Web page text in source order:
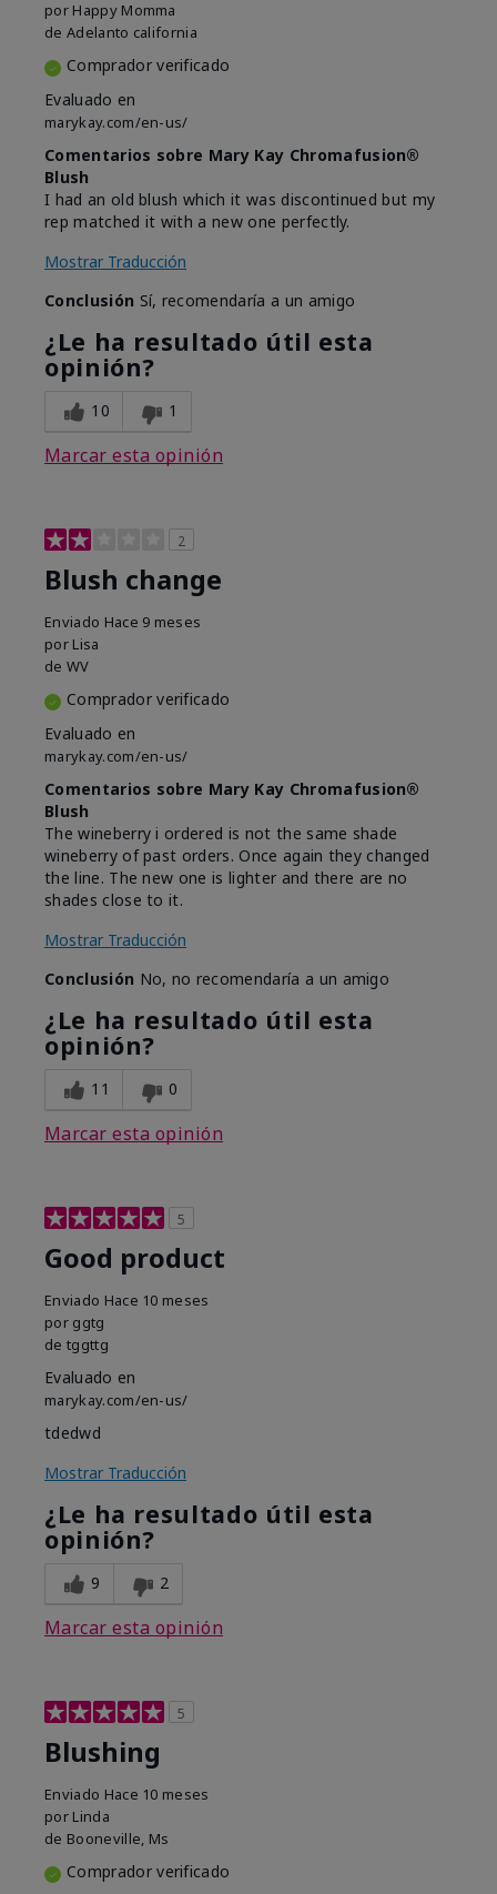
por Happy Momma
de Adelanto california
Comprador verificado
Evaluado en
marykay.com/en-us/
Comentarios sobre Mary Kay Chromafusion®
Blush
I had an old blush which it was discontinued but my
rep matched it with a new one perfectly.
Mostrar Traducción
Conclusión Sí, recomendaría a un amigo
¿Le ha resultado útil esta
opinión?
10 1
Marcar esta opinión
2
Blush change
Enviado Hace 9 meses
por Lisa
de WV
Comprador verificado
Evaluado en
marykay.com/en-us/
Comentarios sobre Mary Kay Chromafusion®
Blush
The wineberry i ordered is not the same shade
wineberry of past orders. Once again they changed
the line. The new one is lighter and there are no
shades close to it.
Mostrar Traducción
Conclusión No, no recomendaría a un amigo
¿Le ha resultado útil esta
opinión?
11 0
Marcar esta opinión
5
Good product
Enviado Hace 10 meses
por ggtg
de tggttg
Evaluado en
marykay.com/en-us/
tdedwd
Mostrar Traducción
¿Le ha resultado útil esta
opinión?
9 2
Marcar esta opinión
5
Blushing
Enviado Hace 10 meses
por Linda
de Booneville, Ms
Comprador verificado